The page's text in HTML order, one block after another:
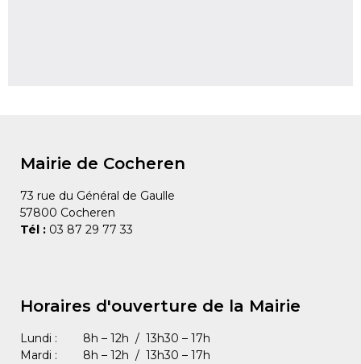
Mairie de Cocheren
73 rue du Général de Gaulle
57800 Cocheren
Tél : 03 87 29 77 33
Horaires d'ouverture de la Mairie
Lundi : 8h – 12h / 13h30 – 17h
Mardi : 8h – 12h / 13h30 – 17h